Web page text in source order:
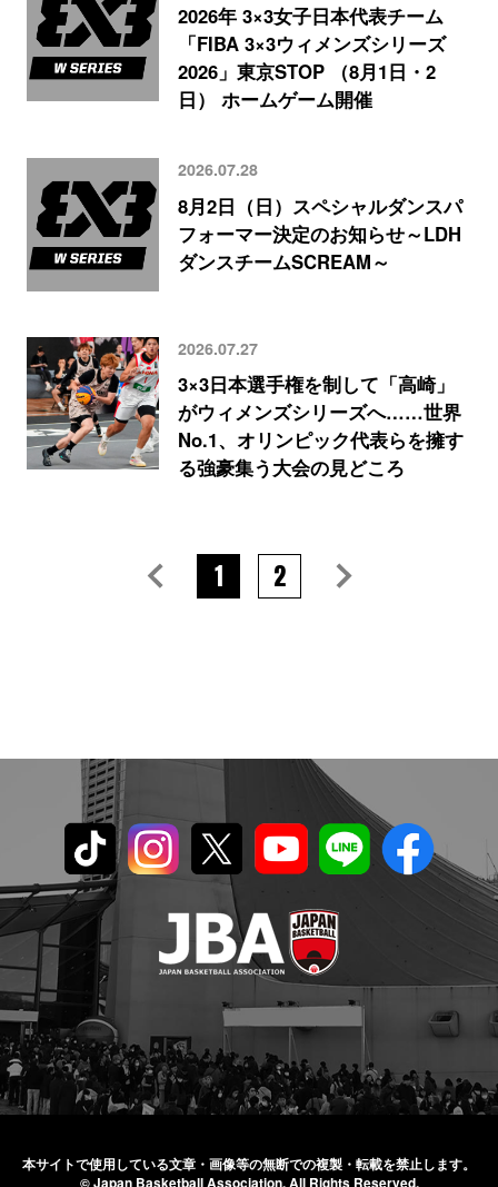
2026年 3×3女子日本代表チーム
「FIBA 3×3ウィメンズシリーズ
2026」東京STOP （8月1日・2
日） ホームゲーム開催
2026.07.28
8月2日（日）スペシャルダンスパ
フォーマー決定のお知らせ～LDH
ダンスチームSCREAM～
2026.07.27
3×3日本選手権を制して「高崎」
がウィメンズシリーズへ……世界
No.1、オリンピック代表らを擁す
る強豪集う大会の見どころ
1 2
本サイトで使用している文章・画像等の無断での複製・転載を禁止します。
© Japan Basketball Association.All Rights Reserved.